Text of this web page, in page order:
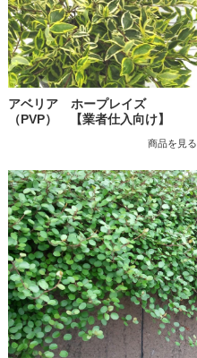
アベリア ホープレイズ
（PVP） 【業者仕入向け】
商品を見る